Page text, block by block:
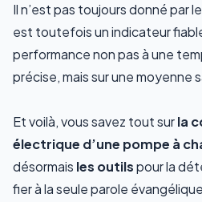
Il n’est pas toujours donné par
est toutefois un indicateur
performance non pas à une
précise, mais sur une moyenne
Et voilà, vous savez tout surla
électrique d’une pompe à
désormais les outilspour la
fier à la seule parole